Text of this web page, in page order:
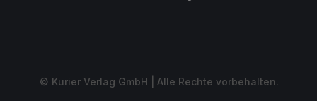
© Kurier Verlag GmbH | Alle Rechte vorbehalten.